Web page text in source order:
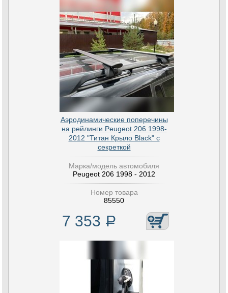
Аэродинамические поперечины
на рейлинги Peugeot 206 1998-
2012 "Титан Крыло Black" с
секреткой
Марка/модель автомобиля
Peugeot 206 1998 - 2012
Номер товара
85550
7 353 Р